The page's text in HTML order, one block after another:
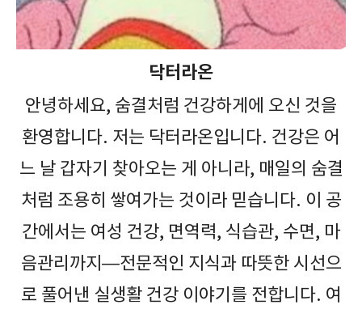
닥터라온
안녕하세요, 숨결처럼 건강하게에 오신 것을
환영합니다. 저는 닥터라온입니다. 건강은 어
느 날 갑자기 찾아오는 게 아니라, 매일의 숨결
처럼 조용히 쌓여가는 것이라 믿습니다. 이 공
간에서는 여성 건강, 면역력, 식습관, 수면, 마
음관리까지—전문적인 지식과 따뜻한 시선으
로 풀어낸 실생활 건강 이야기를 전합니다. 여